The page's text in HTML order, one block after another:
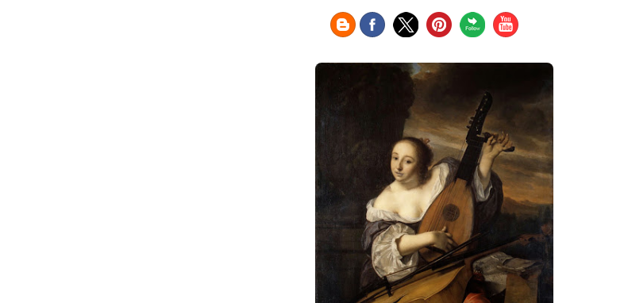
ArtCzech ArtistDanish Art Digital
Art Dutch Art Édouard Manet
Expressionism Fauve Art
Flemish Art
French Art Frick Collection
GAM Milano GAM Torino
Genre painter Georgian Art
German Art Getty Museum Greek
Art
Guatemalan Artist Henri Matisse
Hermitage Museum Hungarian Art
Impressionism Art
Indian
Art
Indonesian art Iranian Art Irish
Art
Israeli Art Italian Art
Japanese Art
Jewish Art